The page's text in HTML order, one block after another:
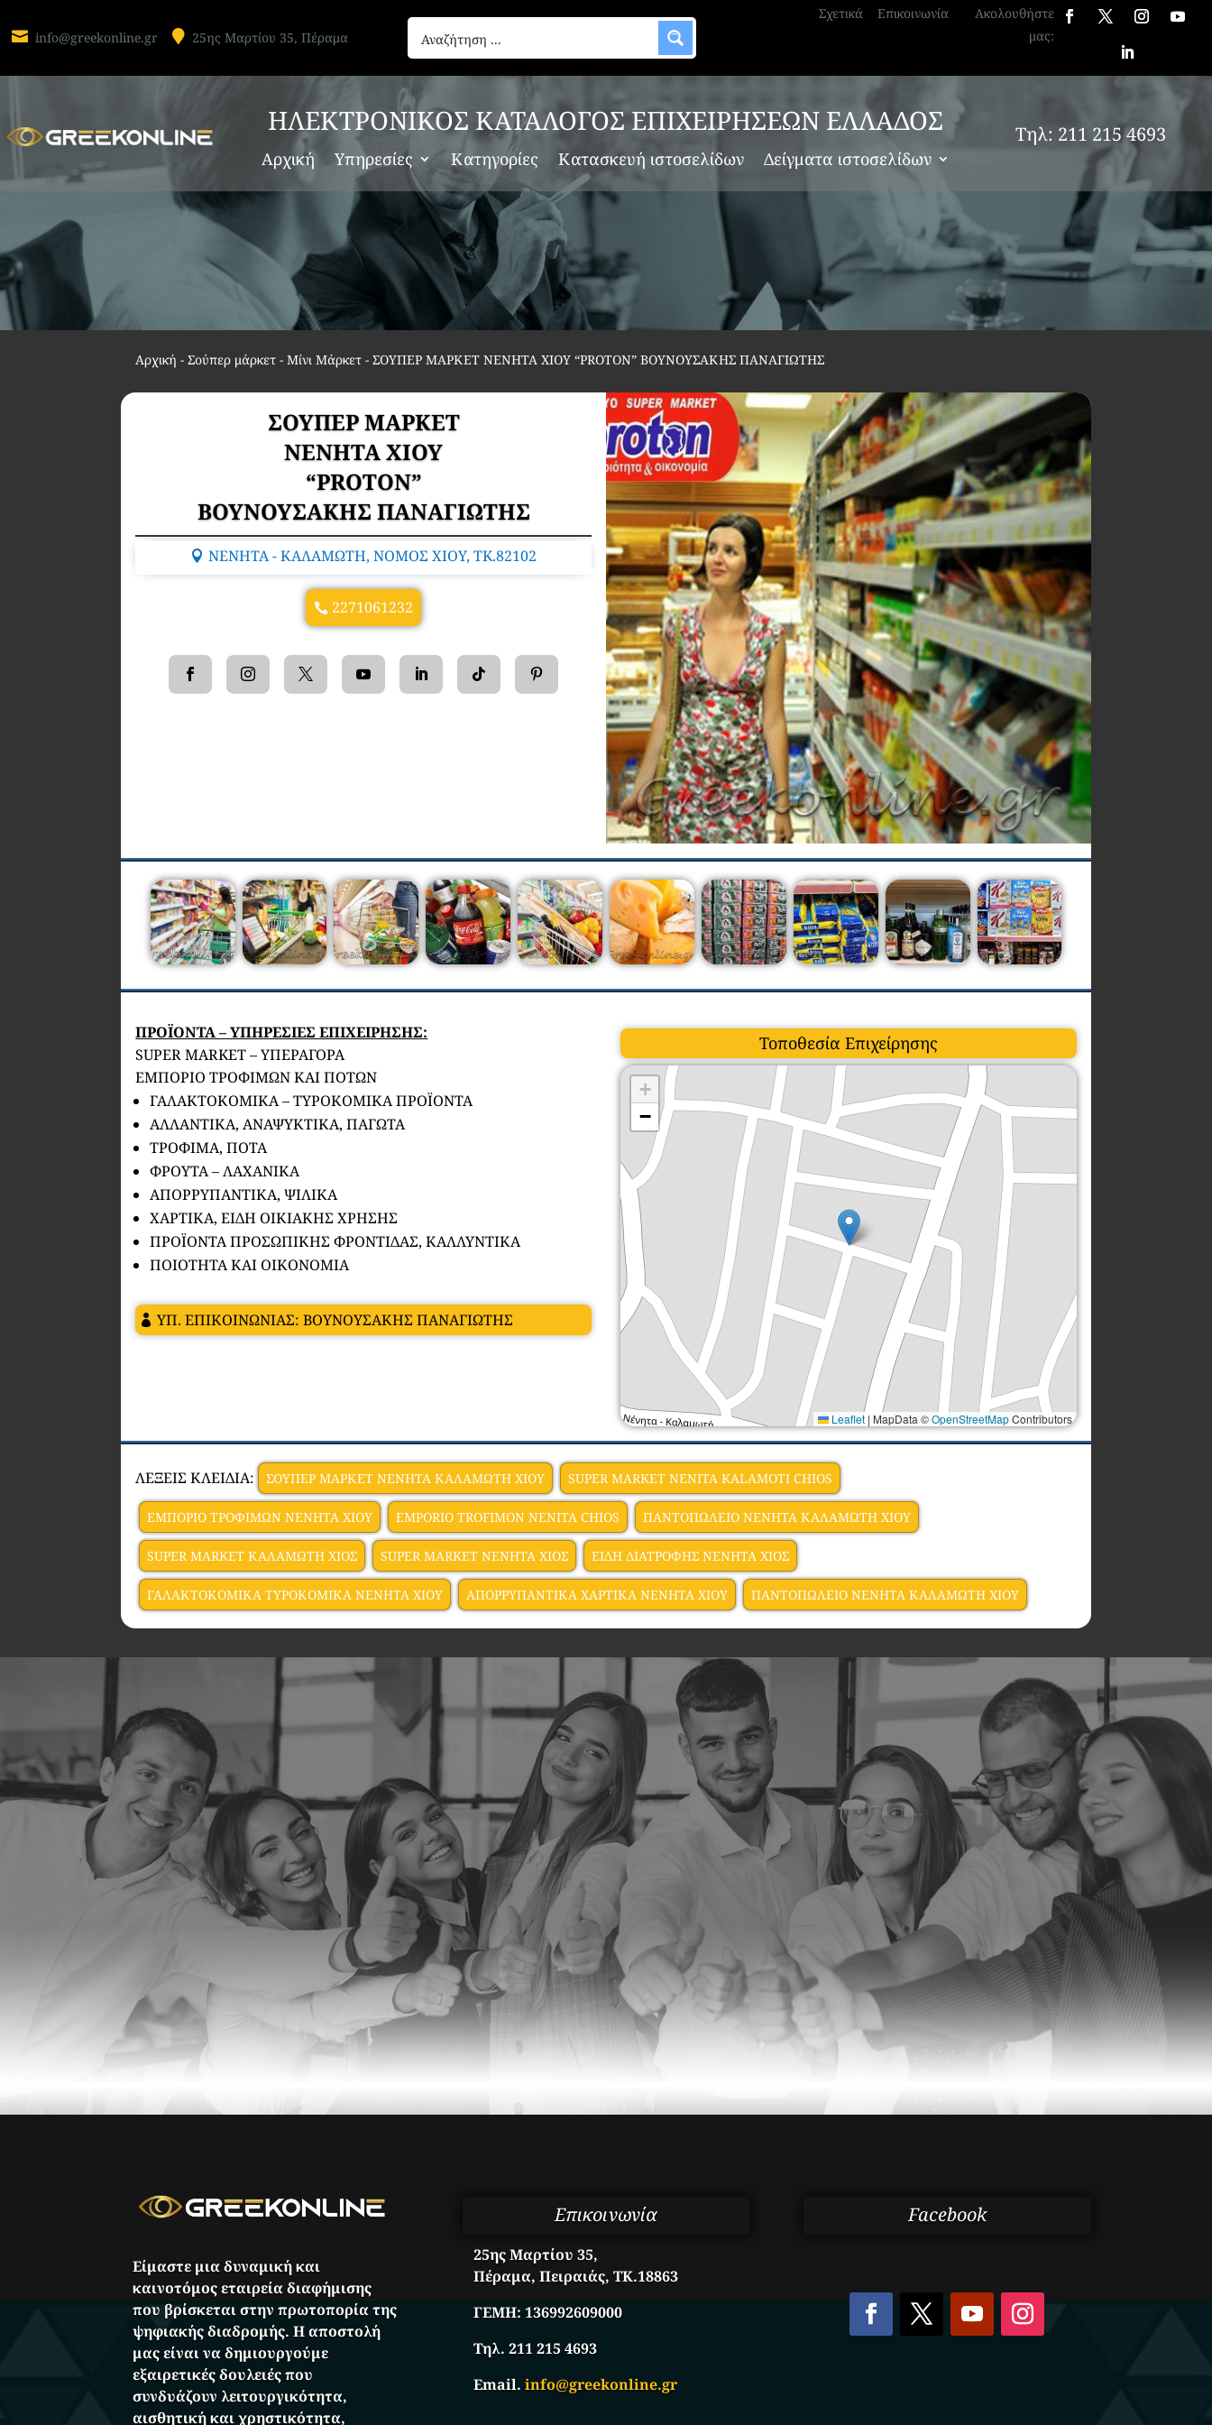
 info@greekonline.gr  25ης Μαρτίου 35, Πέραμα
Σχετικά Επικοινωνία
Ακολουθήστε
μας:
ΗΛΕΚΤΡΟΝΙΚΟΣ ΚΑΤΑΛΟΓΟΣ ΕΠΙΧΕΙΡΗΣΕΩΝ ΕΛΛΑΔΟΣ
Αρχική Υπηρεσίες Κατηγορίες Κατασκευή ιστοσελίδων Δείγματα ιστοσελίδων
Τηλ: 211 215 4693
Αρχική -Σούπερ μάρκετ - Μίνι Μάρκετ -ΣΟΥΠΕΡ ΜΑΡΚΕΤ NENHTA XIOY “PROTON” ΒΟΥΝΟΥΣΑΚΗΣ ΠΑΝΑΓΙΩΤΗΣ
ΣΟΥΠΕΡ ΜΑΡΚΕΤ
NENHTA XIOY
“PROTON”
ΒΟΥΝΟΥΣΑΚΗΣ ΠΑΝΑΓΙΩΤΗΣ
ΝΕΝΗΤΑ - ΚΑΛΑΜΩΤΗ, ΝΟΜΟΣ ΧΙΟΥ, TK.82102
2271061232
ΠΡΟΪΟΝΤΑ – ΥΠΗΡΕΣΙΕΣ ΕΠΙΧΕΙΡΗΣΗΣ:
SUPER MARKET – ΥΠΕΡΑΓΟΡΑ
ΕΜΠΟΡΙΟ ΤΡΟΦΙΜΩΝ ΚΑΙ ΠΟΤΩΝ
ΓΑΛΑΚΤΟΚΟΜΙΚΑ – ΤΥΡΟΚΟΜΙΚΑ ΠΡΟΪΟΝΤΑ
ΑΛΛΑΝΤΙΚΑ, ΑΝΑΨΥΚΤΙΚΑ, ΠΑΓΩΤΑ
ΤΡΟΦΙΜΑ, ΠΟΤΑ
ΦΡΟΥΤΑ – ΛΑΧΑΝΙΚΑ
ΑΠΟΡΡΥΠΑΝΤΙΚΑ, ΨΙΛΙΚΑ
ΧΑΡΤΙΚΑ, ΕΙΔΗ ΟΙΚΙΑΚΗΣ ΧΡΗΣΗΣ
ΠΡΟΪΟΝΤΑ ΠΡΟΣΩΠΙΚΗΣ ΦΡΟΝΤΙΔΑΣ, ΚΑΛΛΥΝΤΙΚΑ
ΠΟΙΟΤΗΤΑ ΚΑΙ ΟΙΚΟΝΟΜΙΑ
ΥΠ. ΕΠΙΚΟΙΝΩΝΙΑΣ: ΒΟΥΝΟΥΣΑΚΗΣ ΠΑΝΑΓΙΩΤΗΣ
Τοποθεσία Επιχείρησης
+
−
Leaflet | MapData ©OpenStreetMapContributors
ΛΕΞΕΙΣ ΚΛΕΙΔΙΑ: ΣΟΥΠΕΡ ΜΑΡΚΕΤ NENHTA ΚΑΛΑΜΩΤΗ XIOY SUPER MARKET NENΙTA KALAMOTI CHIOS
ΕΜΠΟΡΙΟ ΤΡΟΦΙΜΩΝ NENHTA XIOY EMPORIO TROFIMON NENITA CHIOS ΠΑΝΤΟΠΩΛΕΙΟ ΝΕΝΗΤΑ ΚΑΛΑΜΩΤΗ ΧΙΟΥ
SUPER MARKET ΚΑΛΑΜΩΤΗ ΧΙΟΣ SUPER MARKET ΝΕΝΗΤΑ ΧΙΟΣ ΕΙΔΗ ΔΙΑΤΡΟΦΗΣ ΝΕΝΗΤΑ ΧΙΟΣ
ΓΑΛΑΚΤΟΚΟΜΙΚΑ ΤΥΡΟΚΟΜΙΚΑ NENHTA XIOY ΑΠΟΡΡΥΠΑΝΤΙΚΑ ΧΑΡΤΙΚΑ NENHTA XIOY ΠΑΝΤΟΠΩΛΕΙΟ NENHTA ΚΑΛΑΜΩΤΗ XIOY
Είμαστε μια δυναμική και
καινοτόμος εταιρεία διαφήμισης
που βρίσκεται στην πρωτοπορία της
ψηφιακής διαδρομής. Η αποστολή
μας είναι να δημιουργούμε
εξαιρετικές δουλειές που
συνδυάζουν λειτουργικότητα,
αισθητική και χρηστικότητα,
Επικοινωνία
25ης Μαρτίου 35,
Πέραμα, Πειραιάς, ΤΚ.18863
ΓΕΜΗ:136992609000
Τηλ. 211 215 4693
Email.info@greekonline.gr
Facebook